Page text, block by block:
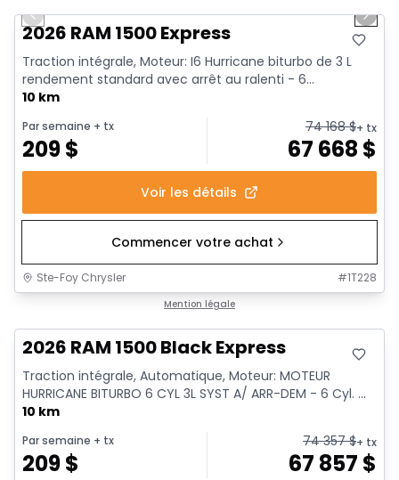
Previous slide Next
2026 RAM 1500 Express
Traction intégrale, Moteur: I6 Hurricane biturbo de 3 L
rendement standard avec arrêt au ralenti - 6...
10 km
Par semaine + tx
209$
74 168$+ tx
67 668 $
Voir les détails
Commencer votre achat
Ste-Foy Chrysler #1T228
Mention légale
2026 RAM 1500 Black Express
Traction intégrale, Automatique, Moteur: MOTEUR
HURRICANE BITURBO 6 CYL 3L SYST A/ ARR-DEM - 6 Cyl. ...
10 km
Par semaine + tx
209$
74 357$+ tx
67 857 $